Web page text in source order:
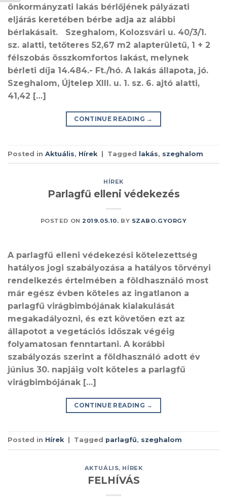
önkormányzati lakás bérlőjének pályázati
eljárás keretében bérbe adja az alábbi
bérlakásait. Szeghalom, Kolozsvári u. 40/3/1.
sz. alatti, tetőteres 52,67 m2 alapterületű, 1 + 2
félszobás összkomfortos lakást, melynek
bérleti díja 14.484.- Ft./hó. A lakás állapota, jó.
Szeghalom, Újtelep XIII. u. 1. sz. 6. ajtó alatti,
41,42 […]
CONTINUE READING →
Posted in Aktuális, Hírek | Tagged lakás, szeghalom
HÍREK
Parlagfű elleni védekezés
POSTED ON 2019.05.10. BY SZABO.GYORGY
A parlagfű elleni védekezési kötelezettség
hatályos jogi szabályozása a hatályos törvényi
rendelkezés értelmében a földhasználó most
már egész évben köteles az ingatlanon a
parlagfű virágbimbójának kialakulását
megakadályozni, és ezt követően ezt az
állapotot a vegetációs időszak végéig
folyamatosan fenntartani. A korábbi
szabályozás szerint a földhasználó adott év
június 30. napjáig volt köteles a parlagfű
virágbimbójának […]
CONTINUE READING →
Posted in Hírek Tagged parlagfű, szeghalom
AKTUÁLIS, HÍREK
FELHÍVÁS